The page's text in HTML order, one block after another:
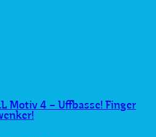
Motiv 4 – Uffbasse! Finger